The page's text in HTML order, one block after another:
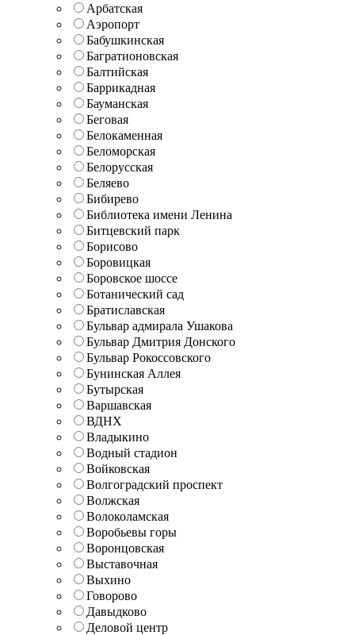
Арбатская
Аэропорт
Бабушкинская
Багратионовская
Балтийская
Баррикадная
Бауманская
Беговая
Белокаменная
Беломорская
Белорусская
Беляево
Бибирево
Библиотека имени Ленина
Битцевский парк
Борисово
Боровицкая
Боровское шоссе
Ботанический сад
Братиславская
Бульвар адмирала Ушакова
Бульвар Дмитрия Донского
Бульвар Рокоссовского
Бунинская Аллея
Бутырская
Варшавская
ВДНХ
Владыкино
Водный стадион
Войковская
Волгоградский проспект
Волжская
Волоколамская
Воробьевы горы
Воронцовская
Выставочная
Выхино
Говорово
Давыдково
Деловой центр